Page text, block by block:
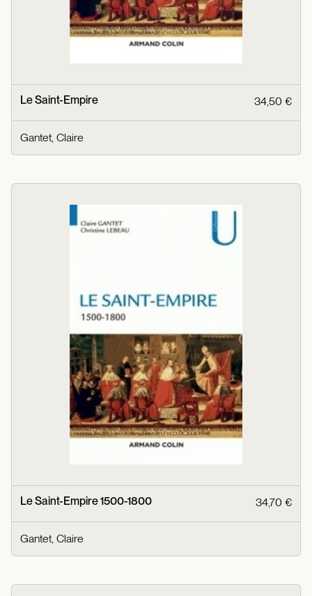
Le Saint-Empire 34,50 €
Gantet, Claire
Le Saint-Empire 1500-1800 34,70 €
Gantet, Claire